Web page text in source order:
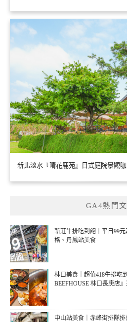
新北淡水『晴花鹿苑』日式庭院景觀
GA4熱門
新莊牛排吃到飽｜平日99
格、丹鳳站美食
林口美食｜超值418牛排吃
BEEFHOUSE 林口長庚店
中山站美食｜赤峰街排隊